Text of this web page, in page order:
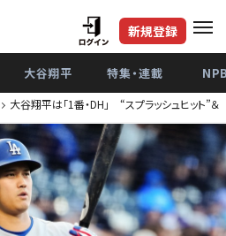
新規登録
大谷翔平 特集・連載
大谷翔平は「1番・DH」 “スプラッシュヒッ